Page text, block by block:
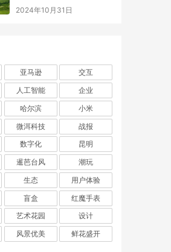
2024年10月31日
亚马逊
交互
人工智能
企业
哈尔滨
小米
微洱科技
战报
数字化
昆明
暹芭台风
潮玩
生态
用户体验
盲盒
红魔手表
艺术花园
设计
风景优美 鲜花盛开